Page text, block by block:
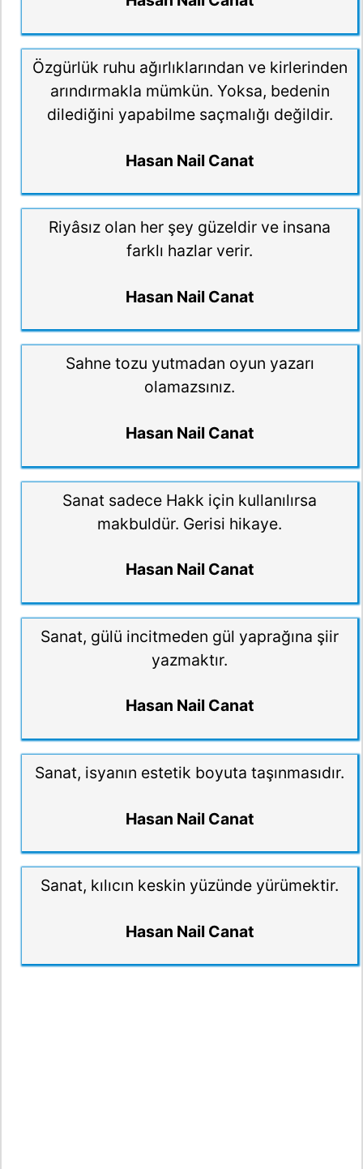
Özgürlük ruhu ağırlıklarından ve kirlerinden
arındırmakla mümkün. Yoksa, bedenin
dilediğini yapabilme saçmalığı değildir.
Hasan Nail Canat
Riyâsız olan her şey güzeldir ve insana
farklı hazlar verir.
Hasan Nail Canat
Sahne tozu yutmadan oyun yazarı
olamazsınız.
Hasan Nail Canat
Sanat sadece Hakk için kullanılırsa
makbuldür. Gerisi hikaye.
Hasan Nail Canat
Sanat, gülü incitmeden gül yaprağına şiir
yazmaktır.
Hasan Nail Canat
Sanat, isyanın estetik boyuta taşınmasıdır.
Hasan Nail Canat
Sanat, kılıcın keskin yüzünde yürümektir.
Hasan Nail Canat